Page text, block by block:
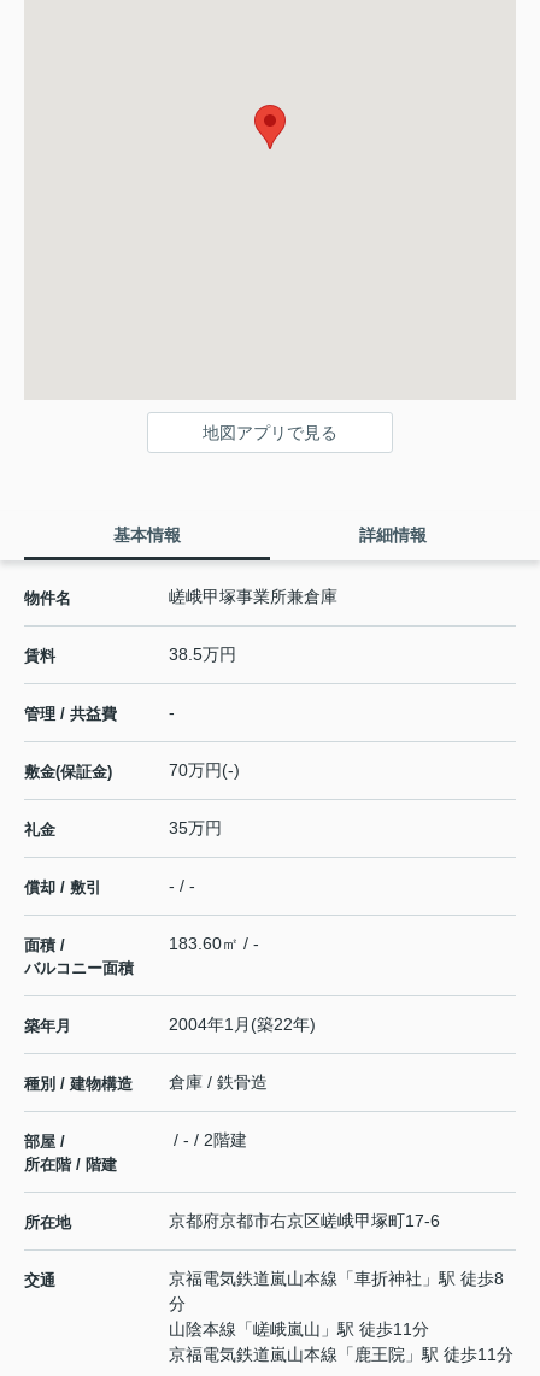
地図アプリで見る
基本情報 詳細情報
物件名 嵯峨甲塚事業所兼倉庫
賃料 38.5万円
管理 / 共益費 -
敷金(保証金) 70万円(-)
礼金 35万円
償却 / 敷引 - / -
面積 /
バルコニー面積
183.60㎡ / -
築年月 2004年1月(築22年)
種別 / 建物構造 倉庫 / 鉄骨造
部屋 /
所在階 / 階建
/ - / 2階建
所在地 京都府京都市右京区嵯峨甲塚町17-6
交通 京福電気鉄道嵐山本線 「車折神社 」駅 徒歩8
分
山陰本線 「嵯峨嵐山 」駅 徒歩11分
京福電気鉄道嵐山本線 「 鹿王院 」駅 徒歩11分